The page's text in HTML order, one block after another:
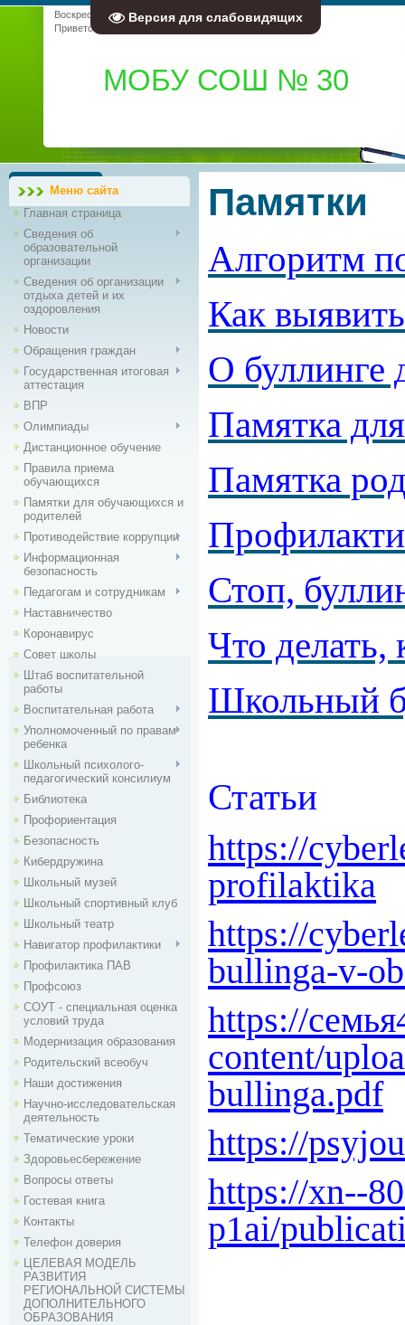
Версия для слабовидящих
Воскресенье, 09.08.2026, 10:42
Приветствую Вас
Гость RSS
МОБУ СОШ № 30
Меню сайта
Главная страница
Сведения об
образовательной
организации
Сведения об организации
отдыха детей и их
оздоровления
Новости
Обращения граждан
Государственная итоговая
аттестация
ВПР
Олимпиады
Дистанционное обучение
Правила приема
обучающихся
Памятки для обучающихся и
родителей
Противодействие коррупции
Информационная
безопасность
Педагогам и сотрудникам
Наставничество
Коронавирус
Совет школы
Штаб воспитательной
работы
Воспитательная работа
Уполномоченный по правам
ребенка
Школьный психолого-
педагогический консилиум
Библиотека
Профориентация
Безопасность
Кибердружина
Школьный музей
Школьный спортивный клуб
Школьный театр
Навигатор профилактики
Профилактика ПАВ
Профсоюз
СОУТ - специальная оценка
условий труда
Модернизация образования
Родительский всеобуч
Наши достижения
Научно-исследовательская
деятельность
Тематические уроки
Здоровьесбережение
Вопросы ответы
Гостевая книга
Контакты
Телефон доверия
ЦЕЛЕВАЯ МОДЕЛЬ
РАЗВИТИЯ
РЕГИОНАЛЬНОЙ СИСТЕМЫ
ДОПОЛНИТЕЛЬНОГО
ОБРАЗОВАНИЯ
Памятки
Алгоритм
Как
О буллинге
Памятка
Памятка
Стоп,
Что делать,
Школьный
Статьи
https://
profilaktika
https://
bullinga-v-
https://
content/
bullinga.pdf
https://
https://xn--
p1ai/